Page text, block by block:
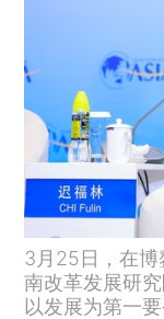
3月25日，在
南改革发展研
以发展为第一